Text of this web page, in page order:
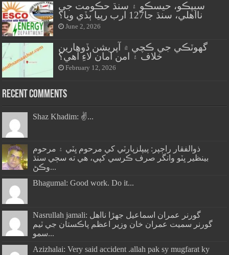
سيپڪو، حيسڪو ۽ سنڌ حڪومت جي
نااهلي، سنڌ جا127 ارب رپيا ٻڏي ويا؟
June 2, 2026
گهوٽڪي جي ڪچي ۾ آپريشن ڏوهارين
خلاف ۽ امن امان لاءِ آهي؟
February 12, 2026
Recent Comments
Shaz Khadim: ✌️...
ذوالفقار راڄپر: پيپلزپارٽي کي مرحوم ڀٽي ۽ مرحوم
بينظير ڀٽو وانگر صرف ڪرسي کپي، هي ته سڄي سنڌ
وڪڻ...
Bhagumal: Good work. Do it...
Nasrullah jamali: گورنر عمران اسماعيل جھڙا نااهل
گورنر سميت عمران خان وزير اعظم پاڪستان جي ٽيم
سمو...
Azizhalai: Very said accident .allah pak sy mugfarat ky